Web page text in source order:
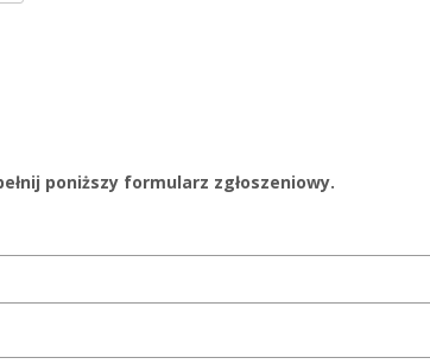
poniższy formularz zgłoszeniowy.